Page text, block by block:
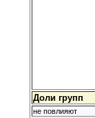
Доли групп
не повлияют